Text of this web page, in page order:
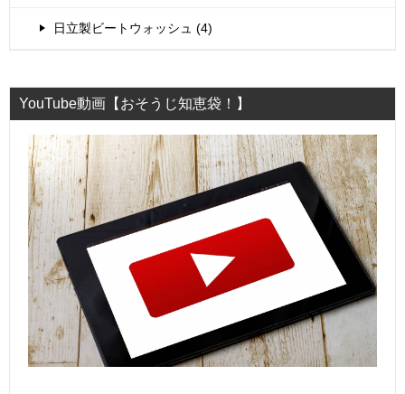
日立製ビートウォッシュ (4)
YouTube動画【おそうじ知恵袋！】